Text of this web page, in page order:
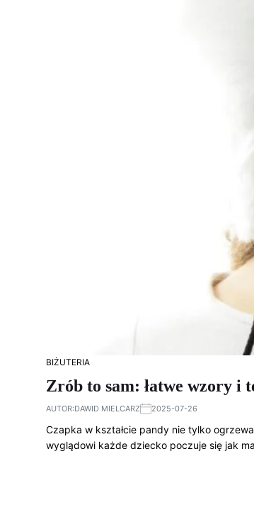
BIŻUTERIA
Zrób to sam: łatwe wzory i
AUTOR:DAWID MIELCARZ 2025-07-26
Czapka w kształcie pandy nie tylko
wyglądowi każde dziecko poczuje się jak